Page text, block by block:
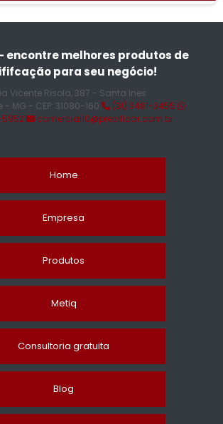
encontre melhores produtos de
para seu negócio!
Vicente Risola, 387 - Santa Ines
- MG - CEP: 31080-160
(31) 3481-3455
5952
comercial10@precificar.com.br
Home
Empresa
Produtos
Metiq
Consultoria gratuita
Blog